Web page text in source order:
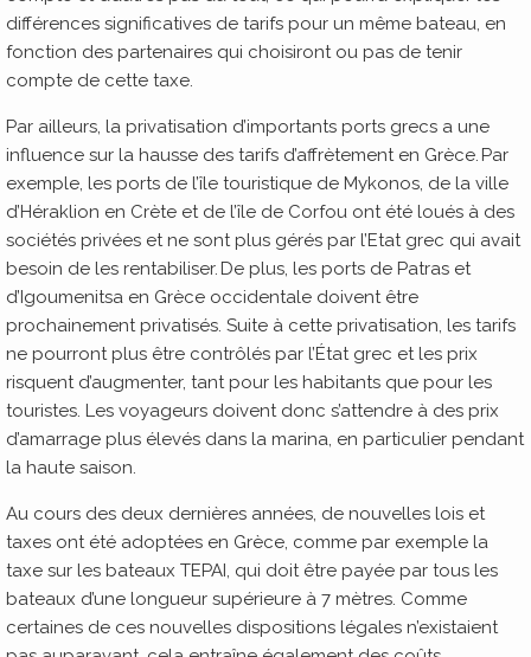
différences significatives de tarifs pour un même bateau, en
fonction des partenaires qui choisiront ou pas de tenir
compte de cette taxe.
Par ailleurs, la privatisation d’importants ports grecs a une
influence sur la hausse des tarifs d’affrètement en Grèce. Par
exemple, les ports de l’île touristique de Mykonos, de la ville
d’Héraklion en Crète et de l’île de Corfou ont été loués à des
sociétés privées et ne sont plus gérés par l’Etat grec qui avait
besoin de les rentabiliser. De plus, les ports de Patras et
d’Igoumenitsa en Grèce occidentale doivent être
prochainement privatisés. Suite à cette privatisation, les tarifs
ne pourront plus être contrôlés par l’État grec et les prix
risquent d’augmenter, tant pour les habitants que pour les
touristes. Les voyageurs doivent donc s’attendre à des prix
d’amarrage plus élevés dans la marina, en particulier pendant
la haute saison.
Au cours des deux dernières années, de nouvelles lois et
taxes ont été adoptées en Grèce, comme par exemple la
taxe sur les bateaux TEPAI, qui doit être payée par tous les
bateaux d’une longueur supérieure à 7 mètres. Comme
certaines de ces nouvelles dispositions légales n’existaient